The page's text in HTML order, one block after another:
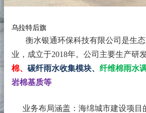
乌拉特后旗
衡水银通环保科技有限公司是生
业，成立于2018年。 公司主要生产研发
棉、 碳纤雨水收集模块、 纤维棉雨水
岩棉基质等
业务布局涵盖：海绵城市建设项目